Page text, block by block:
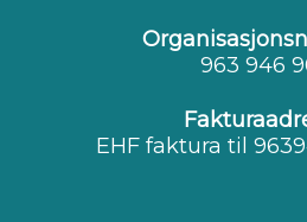
963 946
EHF faktura til